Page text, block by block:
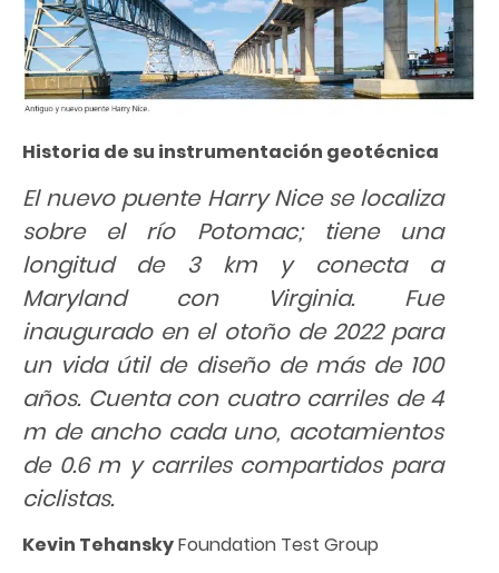
Historia de su instrumentación geotécnica
El nuevo puente Harry Nice se localiza
sobre el río Potomac; tiene una
longitud de 3 km y conecta a
Maryland con Virginia. Fue
inaugurado en el otoño de 2022 para
un vida útil de diseño de más de 100
años. Cuenta con cuatro carriles de 4
m de ancho cada uno, acotamientos
de 0.6 m y carriles compartidos para
ciclistas.
Kevin TehanskyFoundation Test Group